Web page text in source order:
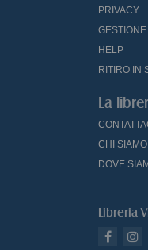
PRIVACY
HELP
RITIRO IN
La
CHI SIAMO
DOVE
Libreria